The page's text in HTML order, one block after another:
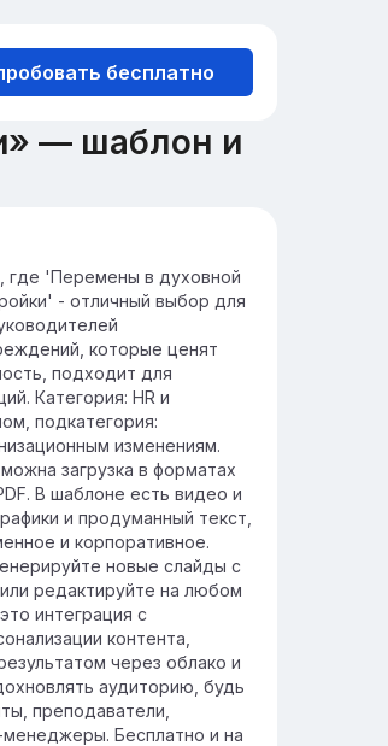
бесплатно
— шаблон и
духовной сферы
ключевую роль в
и норм,
и этическое
культурной
платформу
личностного роста.
где 'Перемены в духовной
- отличный выбор для
которые ценят
подходит для
Категория: HR и
подкатегория:
изменениям.
загрузка в форматах
В шаблоне есть видео и
и продуманный текст,
и корпоративное.
новые слайды с
редактируйте на любом
интеграция с
контента,
через облако и
аудиторию, будь
преподаватели,
Бесплатно и на